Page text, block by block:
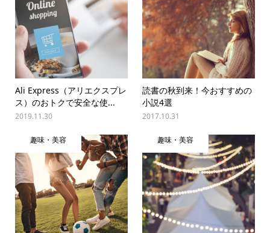
Ali Express（アリエクスプレ
ス）のおトクで安全な使...
2019.11.30
読書の秋到来！今おすすめの
小説4選
2017.10.31
趣味・美容 趣味・美容